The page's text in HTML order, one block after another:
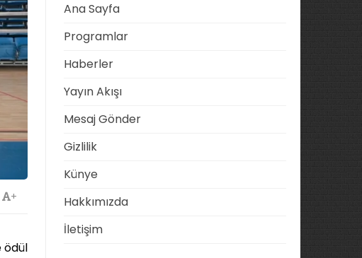
+
ödül
Ana Sayfa
Programlar
Haberler
Yayın Akışı
Mesaj Gönder
Gizlilik
Künye
Hakkımızda
İletişim